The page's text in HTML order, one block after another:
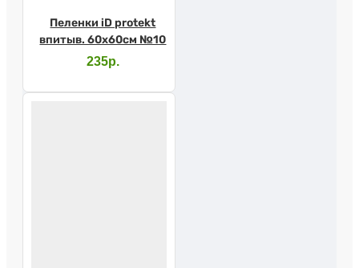
Пеленки iD protekt
впитыв. 60х60см №10
235р.